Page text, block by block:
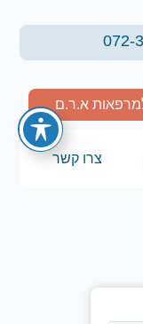
072-
א.ר.ם
צרו קשר